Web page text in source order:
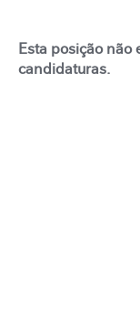
Esta posição não
candidaturas.